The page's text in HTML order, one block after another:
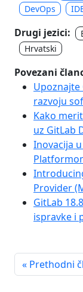
DevOps
Drugi jezici:
Hrvatski
Povezani
Upoznajte
razvoju
Kako
uz GitLab
Inovacija
Provider
GitLab
ispravke i
« Prethodni